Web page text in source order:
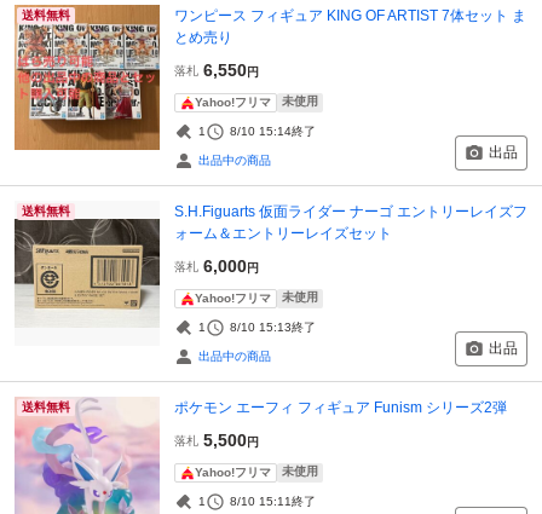
送料無料
ワンピース フィギュア KING OF ARTIST 7体セット ま
とめ売り
落札 6,550円
Yahoo!フリマ 未使用
1 8/10 15:14終了
出品中の商品 出品
送料無料
S.H.Figuarts 仮面ライダー ナーゴ エントリーレイズフ
ォーム＆エントリーレイズセット
落札 6,000円
Yahoo!フリマ 未使用
1 8/10 15:13終了
出品中の商品 出品
送料無料 ポケモン エーフィ フィギュア Funism シリーズ2弾
落札 5,500円
Yahoo!フリマ 未使用
1 8/10 15:11終了